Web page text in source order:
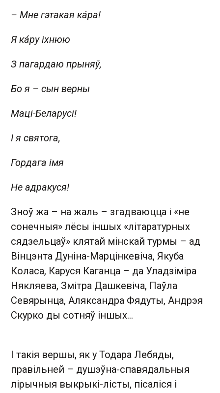
– Мне гэтакая ка́ра!
Я ка́ру іхнюю
З пагардаю прыняў,
Бо я – сын верны
Маці-Беларусі!
І я святога,
Гордага імя
Не адракуся!
Зноў жа – на жаль – згадваюцца і «не
сонечныя» лёсы іншых «літаратурных
сядзельцаў» клятай мінскай турмы – ад
Вінцэнта Дуніна-Марцінкевіча, Якуба
Коласа, Каруся Каганца – да Уладзіміра
Някляева, Змітра Дашкевіча, Паўла
Севярынца, Аляксандра Фядуты, Андрэя
Скурко ды сотняў іншых…
І такія вершы, як у Тодара Лебяды,
правільней – душэўна-спавядальныя
лірычныя выкрыкі-лісты, пісаліся і